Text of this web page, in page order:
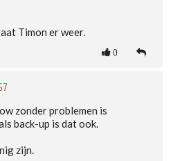
Timon er weer.
0
zonder problemen is
back-up is dat ook.
zijn.